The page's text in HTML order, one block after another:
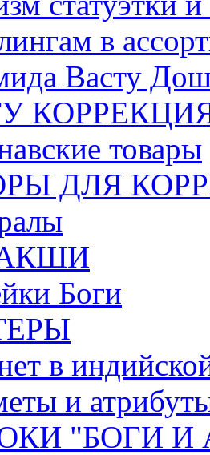
в
Васту
товары
ДЛЯ
Боги
в
и
"БОГИ И